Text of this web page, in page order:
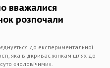
вважалися
розпочали
до експериментальної
яка відкриває жінкам шлях до
«чоловічими».